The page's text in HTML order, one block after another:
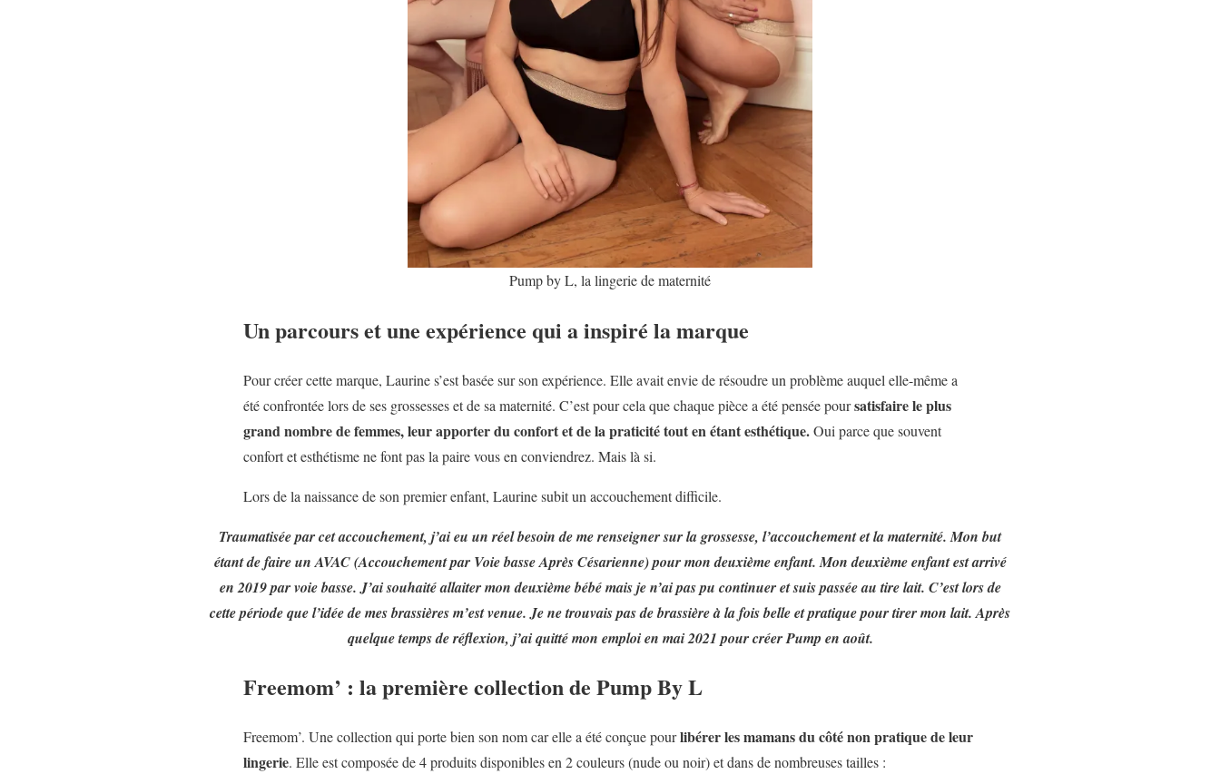
Pump by L, la lingerie de maternité
Un parcours et une expérience qui a inspiré la marque
Pour créer cette marque, Laurine s’est basée sur son expérience. Elle avait envie de résoudre un problème auquel elle-même a
été confrontée lors de ses grossesses et de sa maternité. C’est pour cela que chaque pièce a été pensée poursatisfaire le plus
grand nombre de femmes, leur apporter du confort et de la praticité tout en étant esthétique.Oui parce que souvent
confort et esthétisme ne font pas la paire vous en conviendrez. Mais là si.
Lors de la naissance de son premier enfant, Laurine subit un accouchement difficile.
Traumatisée par cet accouchement, j’ai eu un réel besoin de me renseigner sur la grossesse, l’accouchement et la maternité. Mon but
étant de faire un AVAC (Accouchement par Voie basse Après Césarienne) pour mon deuxième enfant. Mon deuxième enfant est arrivé
en 2019 par voie basse. J’ai souhaité allaiter mon deuxième bébé mais je n’ai pas pu continuer et suis passée au tire lait. C’est lors de
cette période que l’idée de mes brassières m’est venue. Je ne trouvais pas de brassière à la fois belle et pratique pour tirer mon lait. Après
quelque temps de réflexion, j’ai quitté mon emploi en mai 2021 pour créer Pump en août.
Freemom’ : la première collection de Pump By L
Freemom’. Une collection qui porte bien son nom car elle a été conçue pourlibérer les mamans du côté non pratique de leur
lingerie. Elle est composée de 4 produits disponibles en 2 couleurs (nude ou noir) et dans de nombreuses tailles :